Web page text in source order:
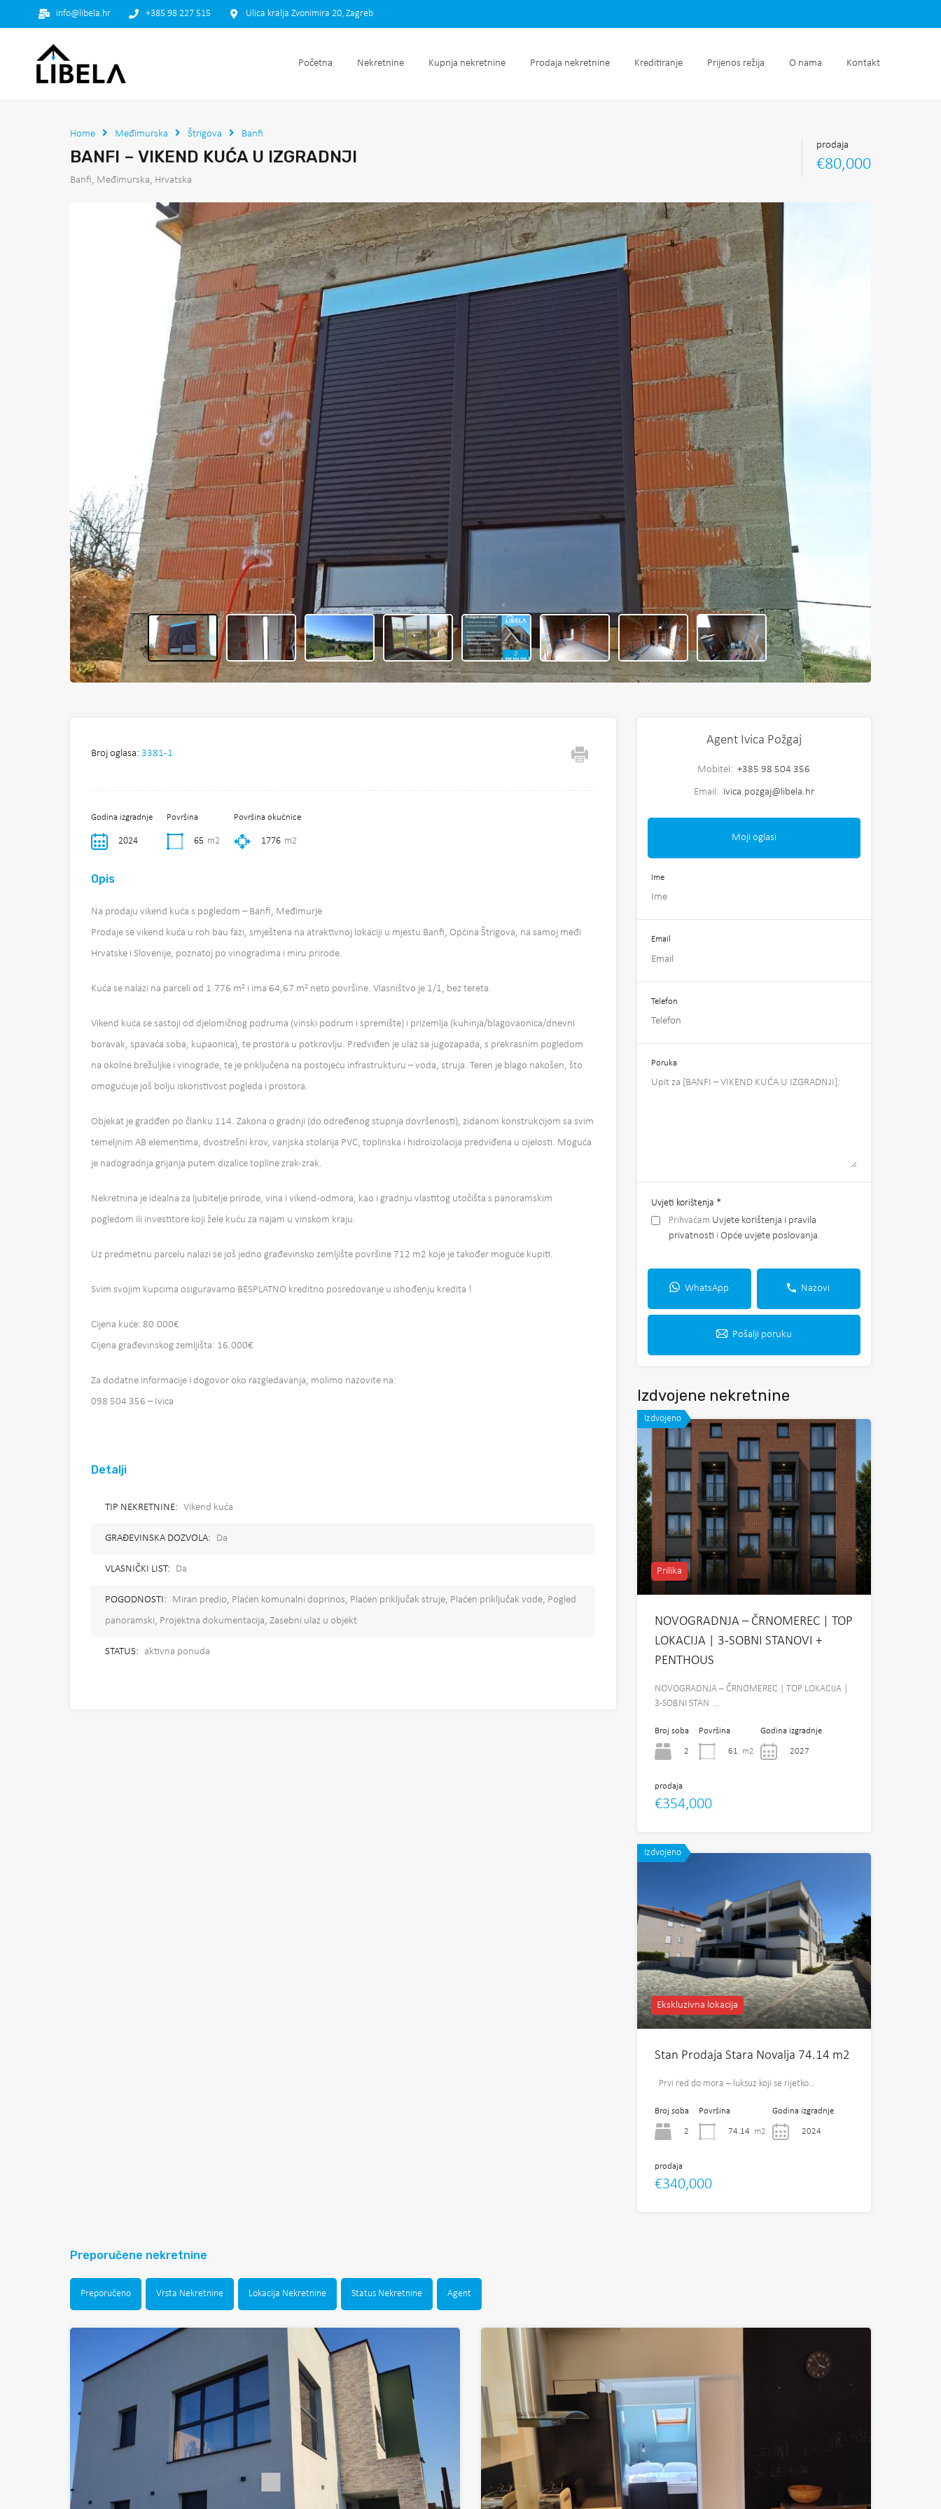
Početna Nekretnine Kupnja nekretnine Prodaja nekretnine Kreditiranje Prijenos režija O nama Kontakt
info@libela.hr +385 98 227 515 Ulica kralja Zvonimira 20, Zagreb
Početna Nekretnine Kupnja nekretnine Prodaja nekretnine Kreditiranje Prijenos režija O nama Kontakt
Home Međimurska Štrigova Banfi
BANFI – VIKEND KUĆA U IZGRADNJI
Banfi, Međimurska, Hrvatska
prodaja
€80,000
Broj oglasa: 3381-1
Godina izgradnje
2024
Površina
65 m2
Površina okućnice
1776 m2
Opis
Na prodaju vikend kuća s pogledom – Banfi, Međimurje
Prodaje se vikend kuća u roh bau fazi, smještena na atraktivnoj lokaciji u mjestu Banfi, Općina Štrigova, na samoj međi
Hrvatske i Slovenije, poznatoj po vinogradima i miru prirode.
Kuća se nalazi na parceli od 1.776 m² i ima 64,67 m² neto površine. Vlasništvo je 1/1, bez tereta.
Vikend kuća se sastoji od djelomičnog podruma (vinski podrum i spremište) i prizemlja (kuhinja/blagovaonica/dnevni
boravak, spavaća soba, kupaonica), te prostora u potkrovlju. Predviđen je ulaz sa jugozapada, s prekrasnim pogledom
na okolne brežuljke i vinograde, te je priključena na postojeću infrastrukturu – voda, struja. Teren je blago nakošen, što
omogućuje još bolju iskoristivost pogleda i prostora.
Objekat je gradđen po članku 114. Zakona o gradnji (do određenog stupnja dovršenosti), zidanom konstrukcijom sa svim
temeljnim AB elementima, dvostrešni krov, vanjska stolarija PVC, toplinska i hidroizolacija predviđena u cijelosti. Moguća
je nadogradnja grijanja putem dizalice topline zrak-zrak.
Nekretnina je idealna za ljubitelje prirode, vina i vikend-odmora, kao i gradnju vlastitog utočišta s panoramskim
pogledom ili investitore koji žele kuću za najam u vinskom kraju.
Uz predmetnu parcelu nalazi se još jedno građevinsko zemljište površine 712 m2 koje je također moguće kupiti.
Svim svojim kupcima osiguravamo BESPLATNO kreditno posredovanje u ishođenju kredita !
Cijena kuće: 80.000€
Cijena građevinskog zemljišta: 16.000€
Za dodatne informacije i dogovor oko razgledavanja, molimo nazovite na:
098 504 356 – Ivica
Detalji
TIP NEKRETNINE: Vikend kuća
GRAĐEVINSKA DOZVOLA: Da
VLASNIČKI LIST: Da
POGODNOSTI:
Miran predio, Plaćen komunalni doprinos, Plaćen priključak struje, Plaćen priključak vode, Pogled
panoramski, Projektna dokumentacija, Zasebni ulaz u objekt
STATUS: aktivna ponuda
Agent Ivica Požgaj
Mobitel: +385 98 504 356
Email: ivica.pozgaj@libela.hr
Moji oglasi
Ime
Email
Telefon
Poruka
Uvjeti korištenja *
Prihvaćam Uvjete korištenja i pravila
privatnosti i Opće uvjete poslovanja.
WhatsApp Nazovi
Pošalji poruku
Izdvojene nekretnine
Izdvojeno
Prilika
NOVOGRADNJA – ČRNOMEREC | TOP
LOKACIJA | 3-SOBNI STANOVI +
PENTHOUS
NOVOGRADNJA – ČRNOMEREC | TOP LOKACIJA |
3-SOBNI STAN …
Broj soba
2
Površina
61 m2
Godina izgradnje
2027
prodaja
€354,000
Izdvojeno
Ekskluzivna lokacija
Stan Prodaja Stara Novalja 74.14 m2
Prvi red do mora – luksuz koji se rijetko…
Broj soba
2
Površina
74.14 m2
Godina izgradnje
2024
prodaja
€340,000
Preporučene nekretnine
Preporučeno Vrsta Nekretnine Lokacija Nekretnine Status Nekretnine Agent